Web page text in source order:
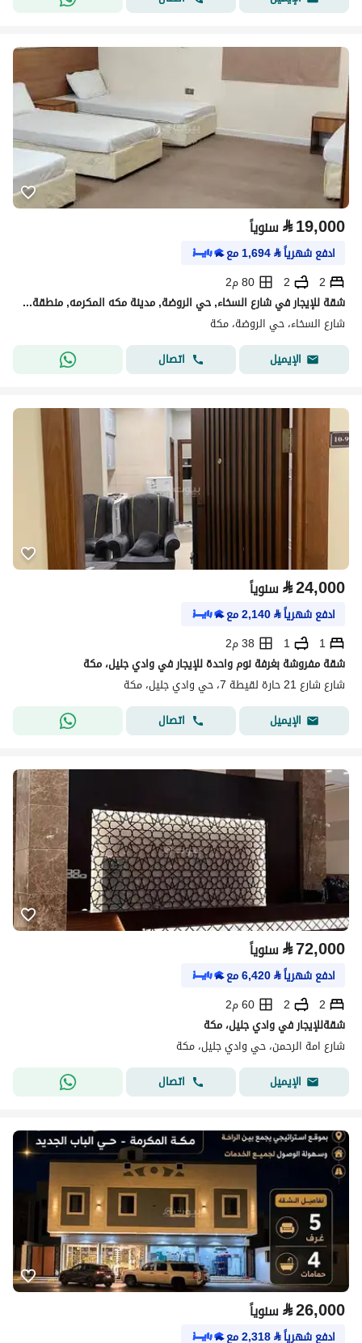
⃁19,000 سنوياً
ادفع شهرياً⃁
1,694مع
2
2
80 م2
شقة للإيجار في شارع السخاء, حي الروضة, مدينة مكه المكرمه, منطقة مكة المكرمة
شارع السخاء، حي الروضة، مكة
الإيميل
اتصال
⃁24,000 سنوياً
ادفع شهرياً⃁
2,140مع
1
1
38 م2
شقة مفروشة بغرفة نوم واحدة للإيجار في وادي جليل، مكة
شارع شارع 21 حارة لقيطة 7، حي وادي جليل، مكة
الإيميل
اتصال
⃁72,000 سنوياً
ادفع شهرياً⃁
6,420مع
2
2
60 م2
شقةللإيجار في وادي جليل، مكة
شارع امة الرحمن، حي وادي جليل، مكة
الإيميل
اتصال
⃁26,000 سنوياً
ادفع شهرياً⃁
2,318مع